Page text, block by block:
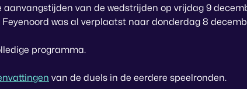
van de wedstrijden op vrijdag 9
Feyenoord was al verplaatst naar donderdag 8
programma.
van de duels in de eerdere speelronden.